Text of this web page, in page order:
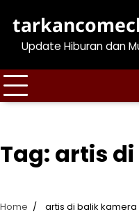
contentUpdate Hiburan dan
Tag: artis
Home artis di balik kamera